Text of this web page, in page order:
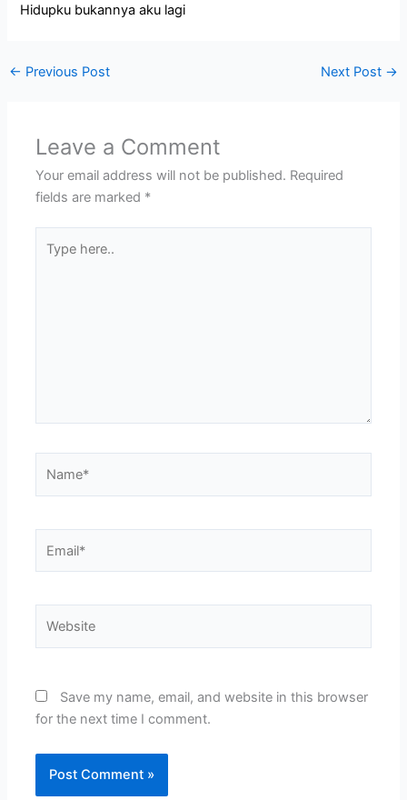
Hidupku bukannya aku lagi
← Previous Post Next Post →
Leave a Comment
Your email address will not be published. Required
fields are marked *
here..
Save my name, email, and website in this browser
for the next time I comment.